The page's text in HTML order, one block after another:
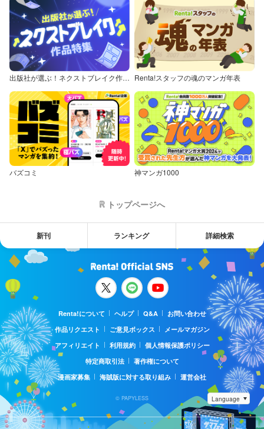
出版社が選ぶ！ネクストブレイク作品特集 Renta!スタッフの魂のマンガ年表
バズコミ 神マンガ1000
トップページへ
新刊 ランキング 詳細検索
Renta!について ヘルプ Q&A
お問い合わせ
作品リクエスト
ご意見ボックス
メールマガジン
アフィリエイト
利用規約
個人情報保護ポリシー
特定商取引法
著作権について
漫画家募集
海賊版に対する取り組み 運営会社
© PAPYLESS